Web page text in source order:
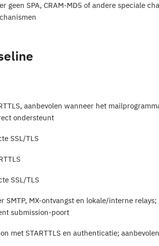
geen SPA, CRAM-MD5 of andere speciale
aanbevolen wanneer het
ondersteunt
SSL/TLS
SSL/TLS
SMTP, MX-ontvangst en lokale/interne
submission-poort
met STARTTLS en authenticatie;